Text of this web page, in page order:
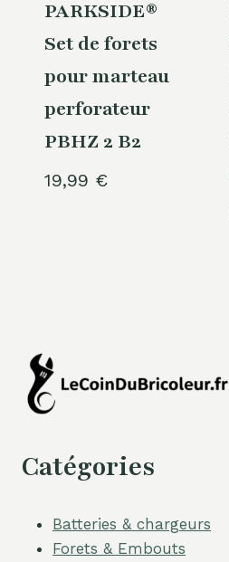
PARKSIDE®
Set de forets
pour marteau
perforateur
PBHZ 2 B2
19,99 €
Catégories
Batteries & chargeurs
Forets & Embouts